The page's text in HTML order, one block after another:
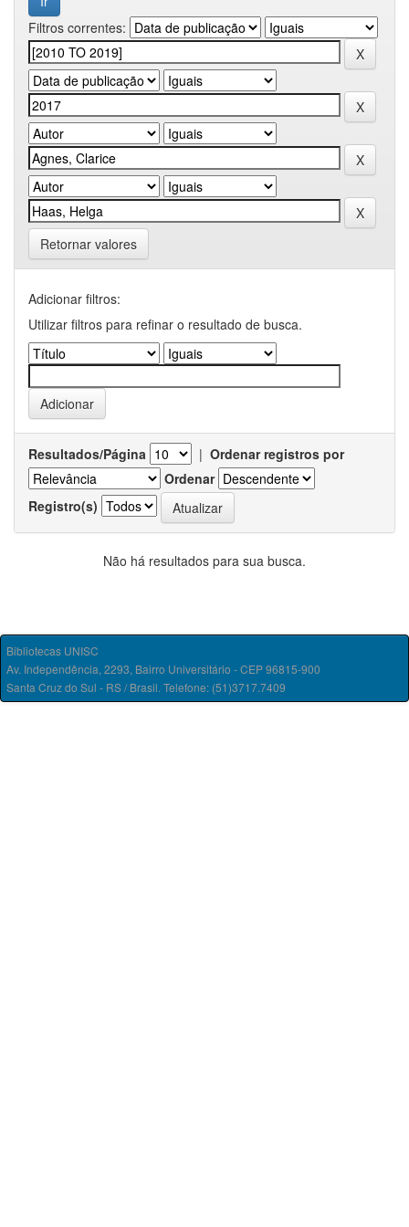
Filtros correntes:
Retornar valores
Adicionar filtros:
Utilizar filtros para refinar o resultado de busca.
Resultados/Página | Ordenar registros por
Ordenar
Registro(s)
Não há resultados para sua busca.
Bibliotecas UNISC
Av. Independência, 2293, Bairro Universitário - CEP 96815-900
Santa Cruz do Sul - RS / Brasil. Telefone: (51)3717.7409